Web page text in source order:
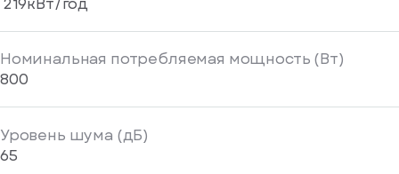
Номинальная потребляемая мощность (Вт)
800
Уровень шума (дБ)
65